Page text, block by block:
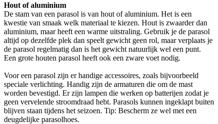
Hout of aluminium
De stam van een parasol is van hout of aluminium. Het is een
kwestie van smaak welk materiaal te kiezen. Hout is zwaarder dan
aluminium, maar heeft een warme uitstraling. Gebruik je de parasol
altijd op dezelfde plek dan speelt gewicht geen rol, maar verplaats je
de parasol regelmatig dan is het gewicht natuurlijk wel een punt.
Een grote houten parasol heeft ook een zware voet nodig.
Voor een parasol zijn er handige accessoires, zoals bijvoorbeeld
speciale verlichting. Handig zijn de armaturen die om de mast
worden bevestigd. Er zijn lampen die werken op batterijen zodat je
geen vervelende stroomdraad hebt. Parasols kunnen ingeklapt buiten
blijven staan tijdens het seizoen. Tip: Bescherm ze wel met een
deugdelijke parasolhoes.